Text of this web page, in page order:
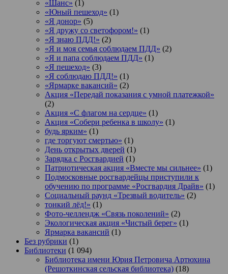
«Шанс» (1)
«Юный пешеход» (1)
«Я донор» (5)
«Я дружу со светофором!» (1)
«Я знаю ПДД!» (2)
«Я и моя семья соблюдаем ПДД» (2)
«Я и папа соблюдаем ПДД» (1)
«Я пешеход» (3)
«Я соблюдаю ПДД!» (1)
«Ярмарке вакансий» (2)
Акция «Передай показания с умной платежкой»
(2)
Акция «С флагом на сердце» (1)
Акция «Собери ребенка в школу» (1)
будь ярким» (1)
где торгуют смертью» (1)
День открытых дверей (1)
Зарядка с Росгвардией (1)
Патриотическая акция «Вместе мы сильнее» (1)
Подмосковные росгвардейцы приступили к
обучению по программе «Росгвардия Драйв» (1)
Социальный раунд «Трезвый водитель» (2)
тонкий лёд!» (1)
Фото-челлендж «Связь поколений» (2)
Экологическая акция «Чистый берег» (1)
Ярмарка вакансий (1)
Без рубрики (1)
Библиотеки (1 094)
Библиотека имени Юрия Петровича Артюхина
(Решоткинская сельская библиотека) (18)